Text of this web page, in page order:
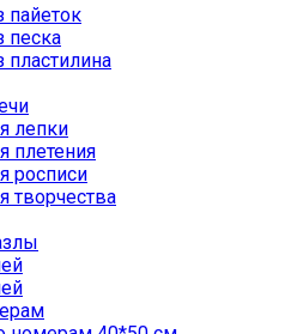
пайеток
песка
пластилина
лепки
плетения
росписи
творчества